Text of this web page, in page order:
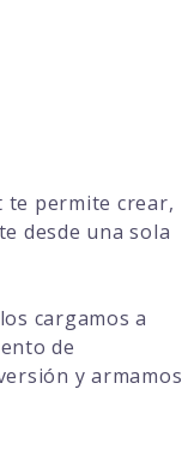
te permite crear,
desde una sola
cargamos a
de
y armamos